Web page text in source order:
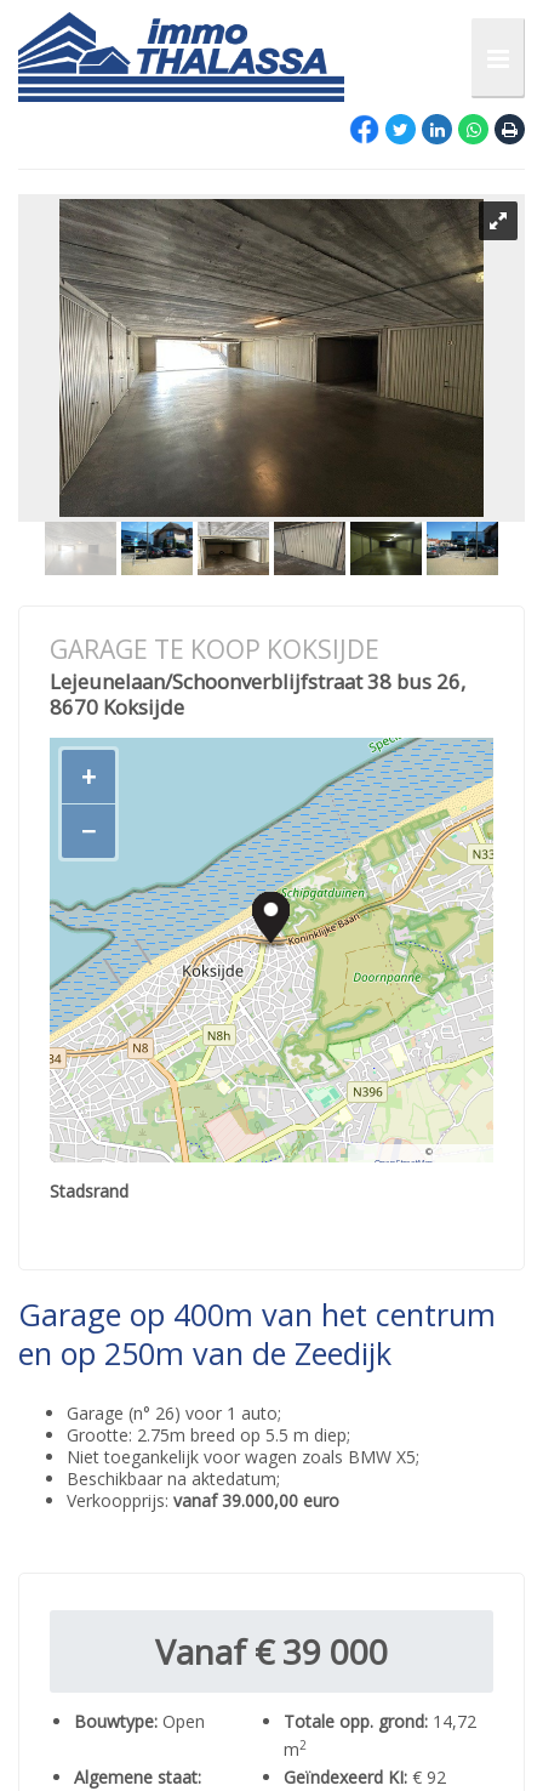
GARAGE TE KOOP KOKSIJDE
Lejeunelaan/Schoonverblijfstraat 38 bus 26,
8670 Koksijde
+
−
©
OpenStreetMap
Stadsrand
Garage op 400m van het centrum
en op 250m van de Zeedijk
Garage (n° 26) voor 1 auto;
Grootte: 2.75m breed op 5.5 m diep;
Niet toegankelijk voor wagen zoals BMW X5;
Beschikbaar na aktedatum;
Verkoopprijs: vanaf 39.000,00 euro
Vanaf € 39 000
Bouwtype: Open Totale opp. grond: 14,72
m2
Algemene staat:
Geïndexeerd KI: € 92